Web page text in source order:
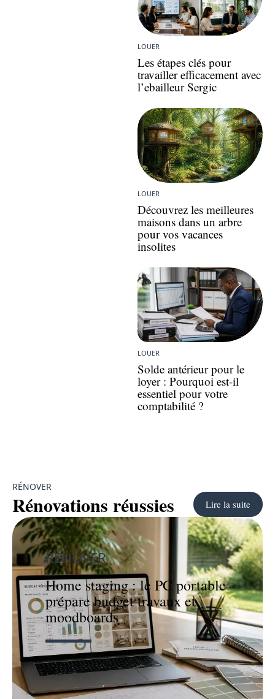
LOUER
Les étapes clés pour
travailler efficacement avec
l’ebailleur Sergic
LOUER
Découvrez les meilleures
maisons dans un arbre
pour vos vacances
insolites
LOUER
Solde antérieur pour le
loyer : Pourquoi est-il
essentiel pour votre
comptabilité ?
RÉNOVER
Rénovations réussies Lire la suite
RÉNOVER
Home staging : le PC portable
prépare budget travaux et
moodboards